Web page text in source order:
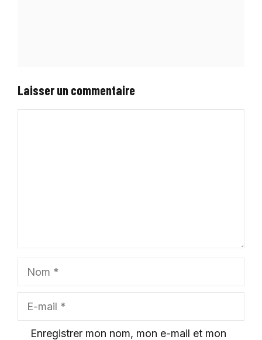
Laisser un commentaire
mail
Enregistrer mon nom, mon e-mail et mon